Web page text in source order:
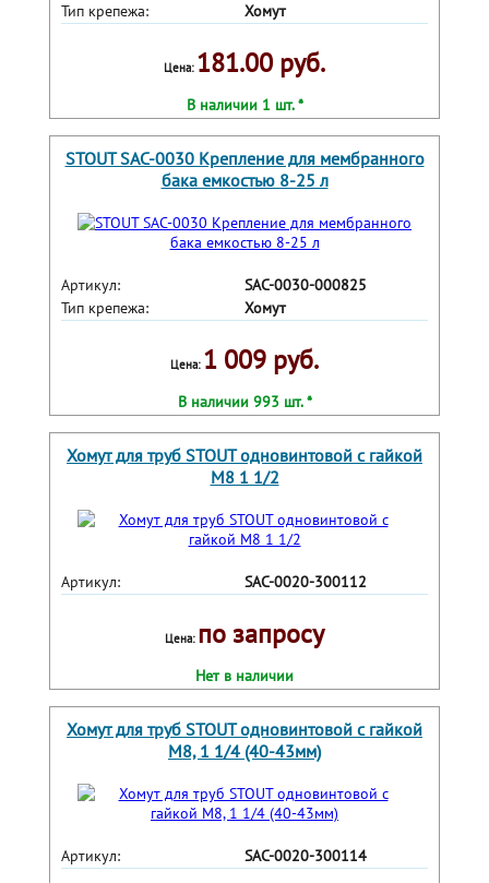
Тип крепежа:
Хомут
Цена: 181.00 руб.
В наличии 1 шт. *
STOUT SAC-0030 Крепление для мембранного
бака емкостью 8-25 л
Артикул:
SAC-0030-000825
Тип крепежа:
Хомут
Цена: 1 009 руб.
В наличии 993 шт. *
Хомут для труб STOUT одновинтовой с гайкой
М8 1 1/2
Артикул: SAC-0020-300112
Цена: по запросу
Нет в наличии
Хомут для труб STOUT одновинтовой с гайкой
М8, 1 1/4 (40-43мм)
Артикул: SAC-0020-300114